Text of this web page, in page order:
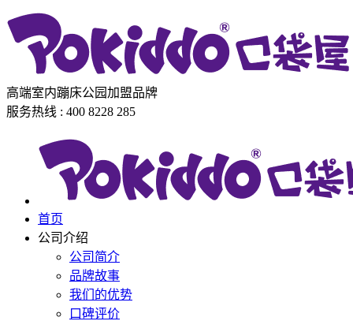
高端室内蹦床公园加盟品牌
服务热线 : 400 8228 285
首页
公司介绍
公司简介
品牌故事
我们的优势
口碑评价